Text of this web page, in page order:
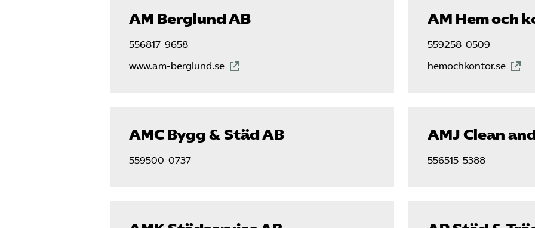
AM Berglund AB
556817-9658
www.am-berglund.se
AM Hem och
559258-0509
hemochkontor.se
AMC Bygg & Städ AB
559500-0737
AMJ Clean
556515-5388